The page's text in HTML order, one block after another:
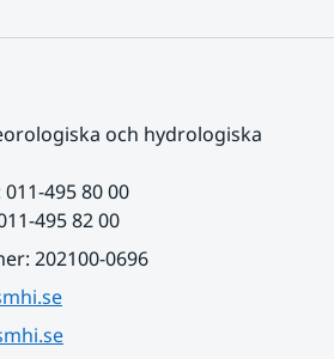
och hydrologiska
495 80 00
495 82 00
202100-0696